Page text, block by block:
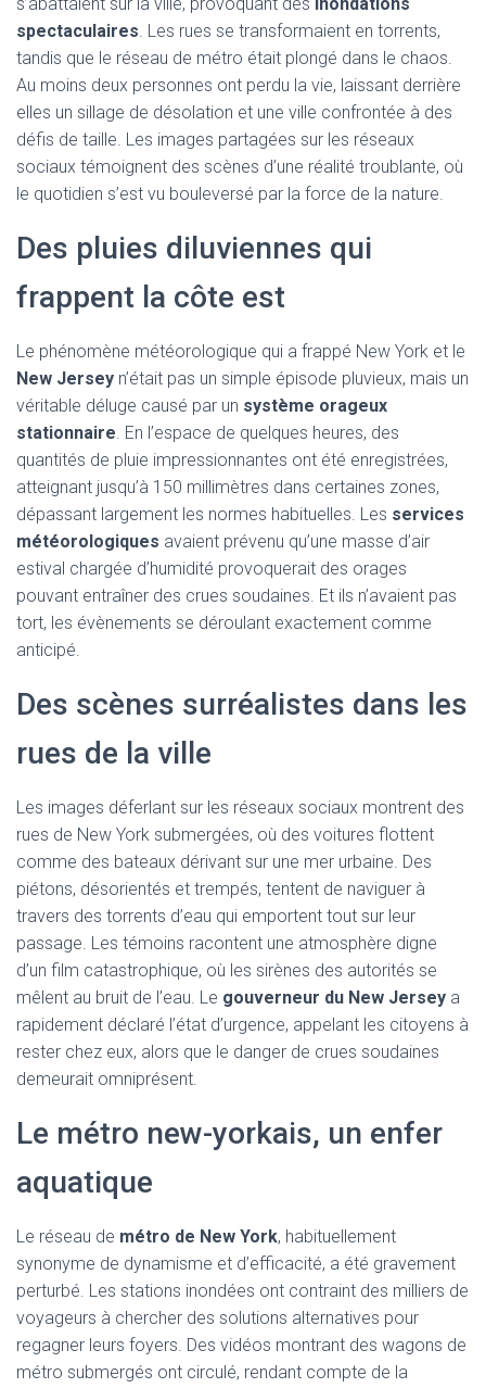
spectaculaires. Les rues se transformaient en torrents,
tandis que le réseau de métro était plongé dans le chaos.
Au moins deux personnes ont perdu la vie, laissant derrière
elles un sillage de désolation et une ville confrontée à des
défis de taille. Les images partagées sur les réseaux
sociaux témoignent des scènes d’une réalité troublante, où
le quotidien s’est vu bouleversé par la force de la nature.
Des pluies diluviennes qui
frappent la côte est
Le phénomène météorologique qui a frappé New York et le
New Jersey n’était pas un simple épisode pluvieux, mais un
véritable déluge causé par un système orageux
stationnaire. En l’espace de quelques heures, des
quantités de pluie impressionnantes ont été enregistrées,
atteignant jusqu’à 150 millimètres dans certaines zones,
dépassant largement les normes habituelles. Les services
météorologiques avaient prévenu qu’une masse d’air
estival chargée d’humidité provoquerait des orages
pouvant entraîner des crues soudaines. Et ils n’avaient pas
tort, les évènements se déroulant exactement comme
anticipé.
Des scènes surréalistes dans les
rues de la ville
Les images déferlant sur les réseaux sociaux montrent des
rues de New York submergées, où des voitures flottent
comme des bateaux dérivant sur une mer urbaine. Des
piétons, désorientés et trempés, tentent de naviguer à
travers des torrents d’eau qui emportent tout sur leur
passage. Les témoins racontent une atmosphère digne
d’un film catastrophique, où les sirènes des autorités se
mêlent au bruit de l’eau. Le gouverneur du New Jersey a
rapidement déclaré l’état d’urgence, appelant les citoyens à
rester chez eux, alors que le danger de crues soudaines
demeurait omniprésent.
Le métro new-yorkais, un enfer
aquatique
Le réseau de métro de New York, habituellement
synonyme de dynamisme et d’efficacité, a été gravement
perturbé. Les stations inondées ont contraint des milliers de
voyageurs à chercher des solutions alternatives pour
regagner leurs foyers. Des vidéos montrant des wagons de
métro submergés ont circulé, rendant compte de la